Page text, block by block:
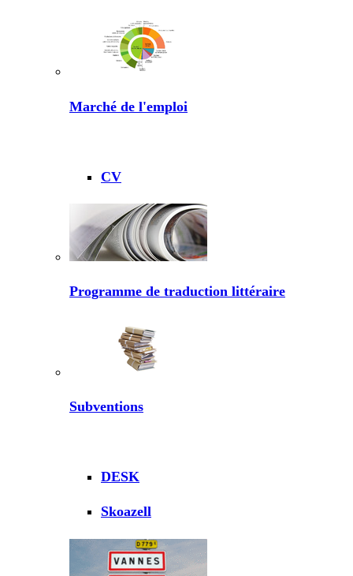
Marché de l'emploi
CV
Programme de traduction littéraire
Subventions
DESK
Skoazell